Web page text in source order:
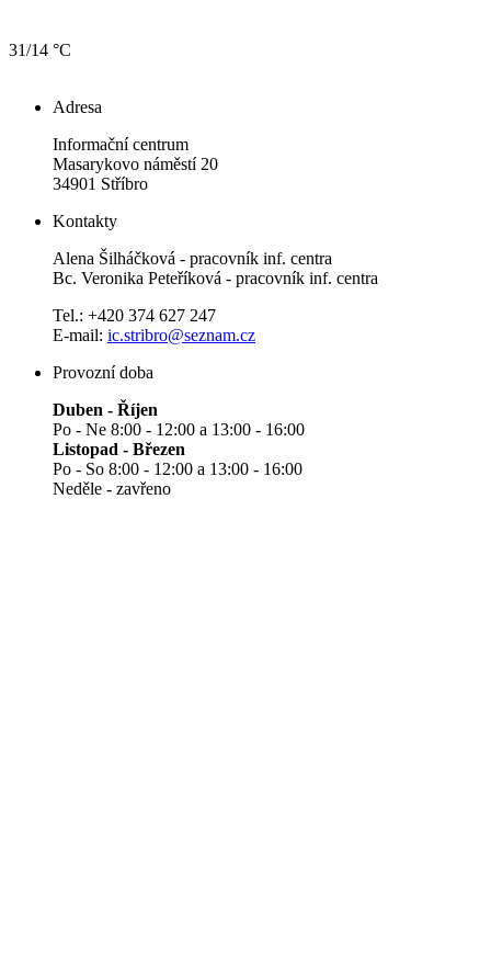
31/14 °C
Adresa
Informační centrum
Masarykovo náměstí 20
34901 Stříbro
Kontakty
Alena Šilháčková - pracovník inf. centra
Bc. Veronika Peteříková - pracovník inf. centra
Tel.: +420 374 627 247
E-mail: ic.stribro@seznam.cz
Provozní doba
Duben - Říjen
Po - Ne 8:00 - 12:00 a 13:00 - 16:00
Listopad - Březen
Po - So 8:00 - 12:00 a 13:00 - 16:00
Neděle - zavřeno